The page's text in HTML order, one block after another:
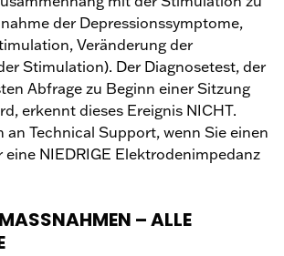
der Depressionssymptome,
Veränderung der
Stimulation). Der Diagnosetest, der
Abfrage zu Beginn einer Sitzung
erkennt dieses Ereignis NICHT.
an Technical Support, wenn Sie einen
eine NIEDRIGE Elektrodenimpedanz
– ALLE